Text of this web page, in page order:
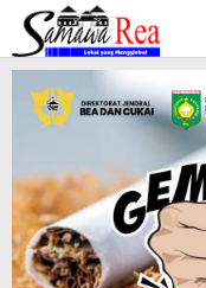
Lewati
konten